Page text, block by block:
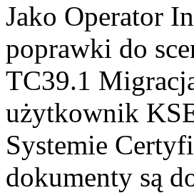
Jako Operator
poprawki do
TC39.1
użytkownik
Systemie
dokumenty są